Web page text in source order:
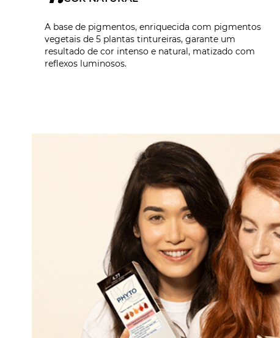
A base de pigmentos, enriquecida com pigmentos
vegetais de 5 plantas tintureiras, garante um
resultado de cor intenso e natural, matizado com
reflexos luminosos.